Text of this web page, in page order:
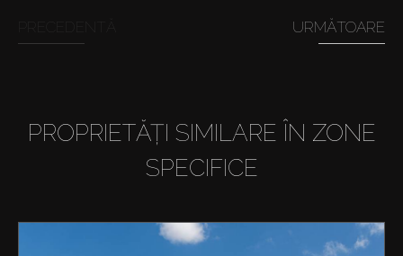
URMĂTOARE
PROPRIETĂȚI SIMILARE ÎN ZONE
SPECIFICE